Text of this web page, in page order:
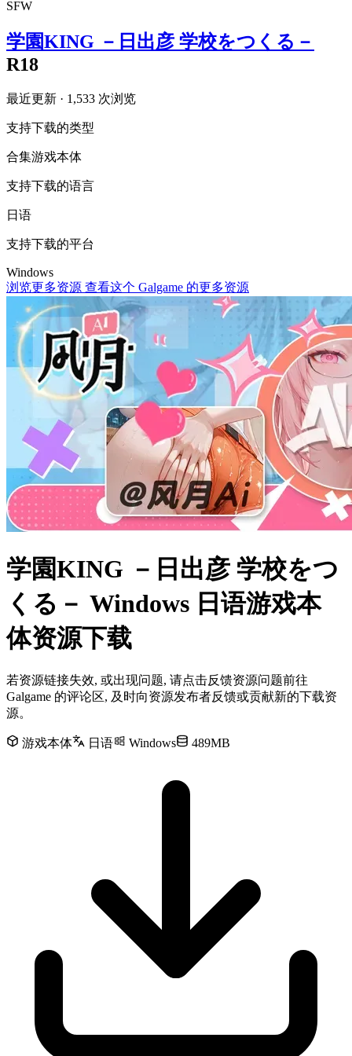
SFW
学園KING －日出彦 学校をつくる－
R18
最近更新 · 1,533 次浏览
支持下载的类型
合集游戏本体
支持下载的语言
日语
支持下载的平台
Windows
浏览更多资源 查看这个 Galgame 的更多资源
学園KING －日出彦 学校をつ
くる－ Windows 日语游戏本
体资源下载
若资源链接失效, 或出现问题, 请点击反馈资源问题前往
Galgame 的评论区, 及时向资源发布者反馈或贡献新的下载资
源。
游戏本体 日语 Windows 489MB